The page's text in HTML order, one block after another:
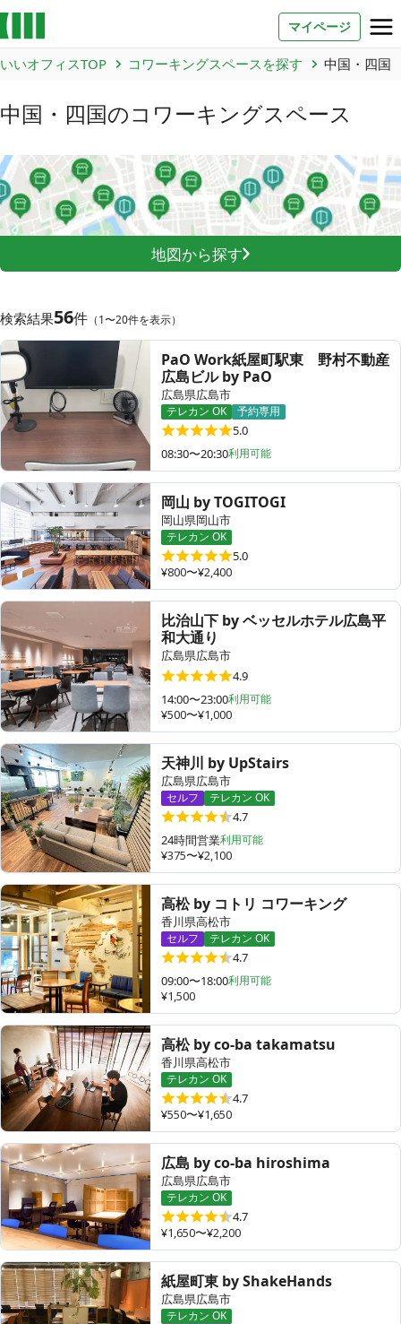
マイページ
よくあるご質問
法人での利用
いいオフィス（コワーキングスペース）
いい会議室（会議室専用スペース）
FCオーナー募集
コワーキング運営DXシステム
E Solution
その他
トピックス
いいオフィスTOP コワーキングスペースを探す 中国・四国
中国・四国のコワーキングスペース
地図から探す
検索結果56件 （1〜20件を表示）
PaO Work紙屋町駅東 野村不動産
広島ビル by PaO
広島県広島市
テレカン OK 予約専用
5.0
08:30〜20:30利用可能
岡山 by TOGITOGI
岡山県岡山市
テレカン OK
5.0
¥800〜¥2,400
比治山下 by ベッセルホテル広島平
和大通り
広島県広島市
4.9
14:00〜23:00利用可能
¥500〜¥1,000
天神川 by UpStairs
広島県広島市
セルフ テレカン OK
4.7
24時間営業利用可能
¥375〜¥2,100
高松 by コトリ コワーキング
香川県高松市
セルフ テレカン OK
4.7
09:00〜18:00利用可能
¥1,500
高松 by co-ba takamatsu
香川県高松市
テレカン OK
4.7
¥550〜¥1,650
広島 by co-ba hiroshima
広島県広島市
テレカン OK
4.7
¥1,650〜¥2,200
紙屋町東 by ShakeHands
広島県広島市
テレカン OK